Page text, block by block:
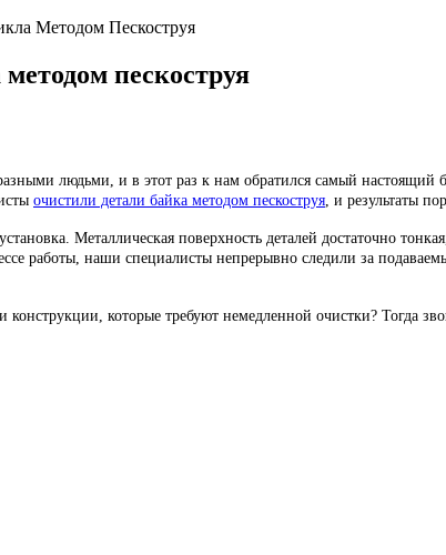
Методом Пескоструя
пескоструя
людьми, и в этот раз к нам обратился самый
очистили детали байка методом пескоструя , и результаты
Металлическая поверхность деталей достаточно
работы, наши специалисты непрерывно следили за
конструкции, которые требуют немедленной очистки? Тогда